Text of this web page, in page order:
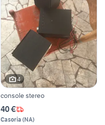
4
console stereo
40 €
Casoria (NA)